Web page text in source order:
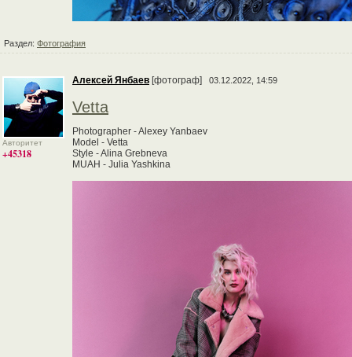
Раздел: Фотография
Авторитет
+45318
Алексей Янбаев [фотограф] 03.12.2022, 14:59
Vetta
Photographer - Alexey Yanbaev
Model - Vetta
Style - Alina Grebneva
MUAH - Julia Yashkina